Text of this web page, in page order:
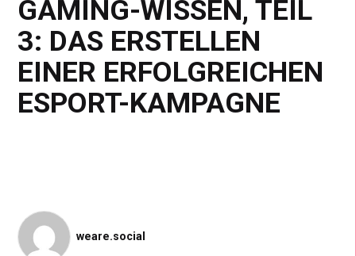
GAMING-WISSEN, TEIL
3: DAS ERSTELLEN
EINER ERFOLGREICHEN
ESPORT-KAMPAGNE
weare.social